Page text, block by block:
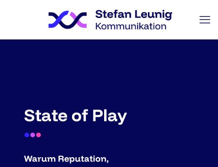
State of Play
•••
Warum Reputation,